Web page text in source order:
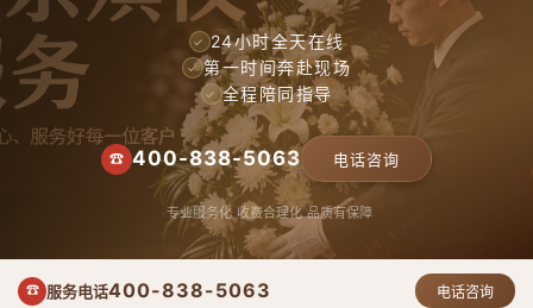
✓ 24小时全天在线
✓ 第一时间奔赴现场
✓ 全程陪同指导
☎ 400-838-5063 电话咨询
专业服务化 收费合理化 品质有保障
☎ 服务电话400-838-5063 电话咨询